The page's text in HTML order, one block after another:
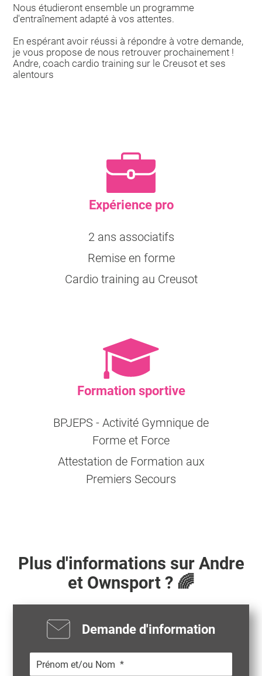
Nous étudieront ensemble un programme
d'entraînement adapté à vos attentes.
En espérant avoir réussi à répondre à votre demande,
je vous propose de nous retrouver prochainement !
Andre, coach cardio training sur le Creusot et ses
alentours
Expérience pro
2 ans associatifs
Remise en forme
Cardio training au Creusot
Formation sportive
BPJEPS - Activité Gymnique de
Forme et Force
Attestation de Formation aux
Premiers Secours
Plus d'informations sur Andre
et Ownsport ? 🌈
Demande d'information